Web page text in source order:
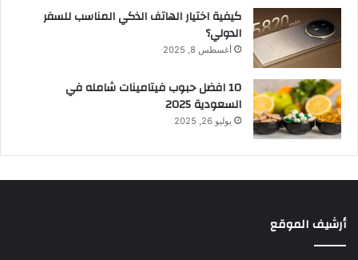
كيفية اختيار الهاتف الذكي المناسب للسفر
الدولي؟
أغسطس 8, 2025
10 افضل حبوب فيتامينات شامله​ في
السعودية 2025
يوليو 26, 2025
أرشيف الموقع